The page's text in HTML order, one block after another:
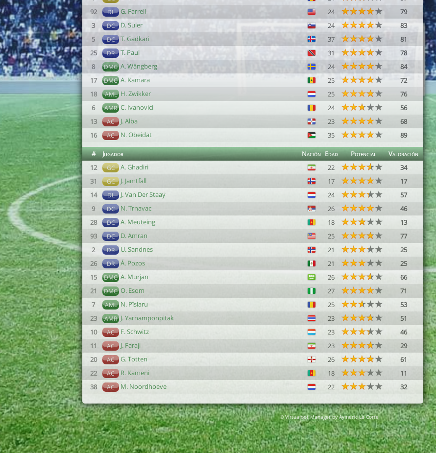
92
DL G. Farrell 24
79
3
DC D. Suler 24
83
5
DC T. Gadkari 37
81
25
DR T. Paul 31
78
8
DMC A. Wängberg 24
84
17
DMC A. Kamara 25
72
18
AML H. Zwikker 25
76
6
AMR C. Ivanovici 24
56
13
AC J. Alba 23
68
16
AC N. Obeidat 35 89
# Jugador Nación Edad Potencial
Valoración
12
GC A. Ghadiri 22
34
31
GC J. Jamtfall 17
17
14
DL J. Van Der Staay 24
57
9
DC N. Trnavac 26
46
28
DC A. Meuteing 18
13
93
DC D. Amran 25
77
2
DR U. Sandnes 21
25
26
DR Á. Pozos 21
25
15
DMC A. Murjan 26
66
21
DMC O. Esom 27
71
7
AML N. Pîslaru 25
53
23
AMR J. Yarnamponpitak 23
51
10
AC F. Schwitz 23
46
11
AC J. Faraji 23
29
20
AC G. Totten 26
61
22
AC R. Kameni 18
11
38
AC M. Noordhoeve 22 32
© Virtuafoot Manager by Aymeric Le Corre